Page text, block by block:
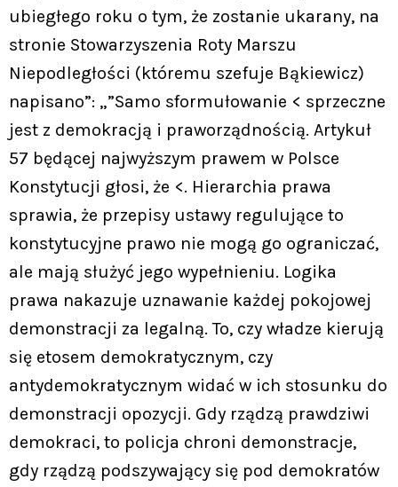
ubiegłego roku o tym, że zostanie ukarany, na
stronie Stowarzyszenia Roty Marszu
Niepodległości (któremu szefuje Bąkiewicz)
napisano”: „”Samo sformułowanie < sprzeczne
jest z demokracją i praworządnością. Artykuł
57 będącej najwyższym prawem w Polsce
Konstytucji głosi, że <. Hierarchia prawa
sprawia, że przepisy ustawy regulujące to
konstytucyjne prawo nie mogą go ograniczać,
ale mają służyć jego wypełnieniu. Logika
prawa nakazuje uznawanie każdej pokojowej
demonstracji za legalną. To, czy władze kierują
się etosem demokratycznym, czy
antydemokratycznym widać w ich stosunku do
demonstracji opozycji. Gdy rządzą prawdziwi
demokraci, to policja chroni demonstracje,
gdy rządzą podszywający się pod demokratów